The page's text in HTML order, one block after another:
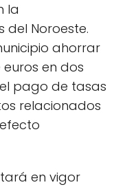
la
del Noroeste.
ahorrar
en dos
pago de tasas
relacionados
en vigor